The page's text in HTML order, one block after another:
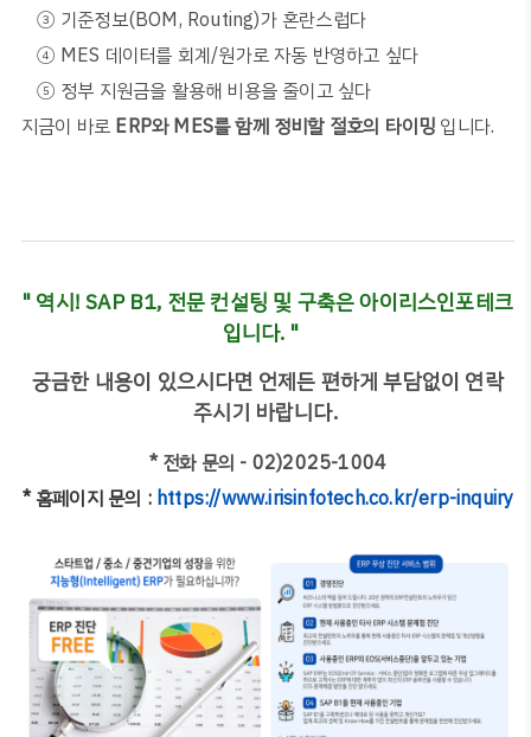
③ 기준정보(BOM, Routing)가 혼란스럽다
④ MES 데이터를 회계/원가로 자동 반영하고 싶다
⑤ 정부 지원금을 활용해 비용을 줄이고 싶다
지금이 바로 ERP와MES를 함께 정비할 절호의 타이밍 입니다.
" 역시! SAP B1, 전문 컨설팅 및 구축은 아이리스인포테크
입니다. "
궁금한 내용이 있으시다면 언제든 편하게 부담없이 연락
주시기 바랍니다.
* 전화 문의 - 02)2025-1004
* 홈페이지 문의 : https://www.irisinfotech.co.kr/erp-inquiry